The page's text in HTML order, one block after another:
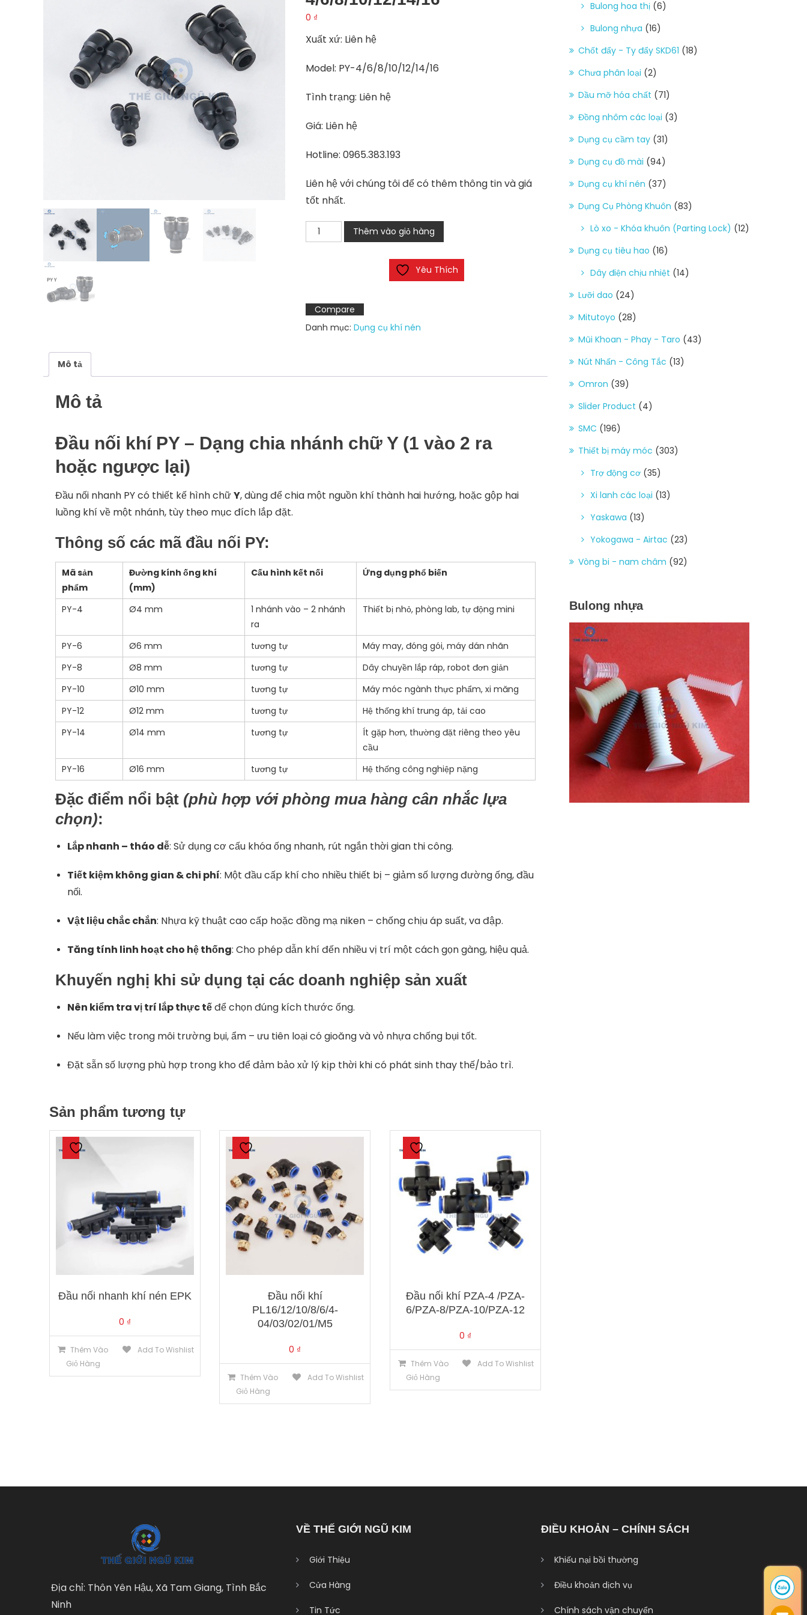
0 ₫
Xuất xứ: Liên hệ
Model: PY-4/6/8/10/12/14/16
Tình trạng: Liên hệ
Giá: Liên hệ
Hotline: 0965.383.193
Liên hệ với chúng tôi để có thêm thông tin và giá
tốt nhất.
Đầu
nối
số
lượng
Thêm vào giỏ hàng
Yêu Thích
Compare
Danh mục: Dụng cụ khí nén
Mô tả
Mô tả
Đầu nối khí PY – Dạng chia nhánh chữ Y (1 vào 2 ra
hoặc ngược lại)
Đầu nối nhanh PY có thiết kế hình chữY, dùng để chia một nguồn khí thành hai hướng, hoặc gộp hai
luồng khí về một nhánh, tùy theo mục đích lắp đặt.
Thông số các mã đầu nối PY:
Mã sản
phẩm
Đường kính ống khí
(mm)
Cấu hình kết nối Ứng dụng phổ biến
PY-4 Ø4 mm
1 nhánh vào – 2 nhánh
ra
Thiết bị nhỏ, phòng lab, tự động mini
PY-6 Ø6 mm tương tự
Máy may, đóng gói, máy dán nhãn
PY-8
Ø8 mm tương tự
Dây chuyền lắp ráp, robot đơn giản
PY-10
Ø10 mm tương tự
Máy móc ngành thực phẩm, xi măng
PY-12
Ø12 mm tương tự
Hệ thống khí trung áp, tải cao
PY-14
Ø14 mm tương tự
Ít gặp hơn, thường đặt riêng theo yêu
cầu
PY-16
Ø16 mm tương tự Hệ thống công nghiệp nặng
Đặc điểm nổi bật (phù hợp với phòng mua hàng cân nhắc lựa
chọn):
Lắp nhanh – tháo dễ: Sử dụng cơ cấu khóa ống nhanh, rút ngắn thời gian thi công.
Tiết kiệm không gian & chi phí: Một đầu cấp khí cho nhiều thiết bị – giảm số lượng đường ống, đầu
nối.
Vật liệu chắc chắn: Nhựa kỹ thuật cao cấp hoặc đồng mạ niken – chống chịu áp suất, va đập.
Tăng tính linh hoạt cho hệ thống: Cho phép dẫn khí đến nhiều vị trí một cách gọn gàng, hiệu quả.
Khuyến nghị khi sử dụng tại các doanh nghiệp sản xuất
Nên kiểm tra vị trí lắp thực tếđể chọn đúng kích thước ống.
Nếu làm việc trong môi trường bụi, ẩm – ưu tiên loại có gioăng và vỏ nhựa chống bụi tốt.
Đặt sẵn số lượng phù hợp trong kho để đảm bảo xử lý kịp thời khi có phát sinh thay thế/bảo trì.
Sản phẩm tương tự
Đầu nối nhanh khí nén EPK
0 ₫
Thêm Vào
Giỏ Hàng
Add To Wishlist
Đầu nối khí
PL16/12/10/8/6/4-
04/03/02/01/M5
0 ₫
Thêm Vào
Giỏ Hàng
Add To Wishlist
Đầu nối khí PZA-4 /PZA-
6/PZA-8/PZA-10/PZA-12
0 ₫
Thêm Vào
Giỏ Hàng
Add To Wishlist
Bulong hoa thị (6)
Bulong nhựa (16)
Chốt đẩy - Ty đẩy SKD61 (18)
Chưa phân loại (2)
Dầu mỡ hóa chất (71)
Đồng nhôm các loại (3)
Dụng cụ cầm tay (31)
Dụng cụ đồ mài (94)
Dụng cụ khí nén (37)
Dụng Cụ Phòng Khuôn (83)
Lò xo - Khóa khuôn (Parting Lock) (12)
Dụng cụ tiêu hao (16)
Dây điện chịu nhiệt (14)
Lưỡi dao (24)
Mitutoyo (28)
Mũi Khoan - Phay - Taro (43)
Nút Nhấn - Công Tắc (13)
Omron (39)
Slider Product (4)
SMC (196)
Thiết bị máy móc (303)
Trợ động cơ (35)
Xi lanh các loại (13)
Yaskawa (13)
Yokogawa - Airtac (23)
Vòng bi - nam châm (92)
Bulong nhựa
Địa chỉ: Thôn Yên Hậu, Xã Tam Giang, Tình Bắc
Ninh
VỀ THẾ GIỚI NGŨ KIM
Giới Thiệu
Cửa Hàng
Tin Tức
ĐIỀU KHOẢN – CHÍNH SÁCH
Khiếu nại bồi thường
Điều khoản dịch vụ
Chính sách vận chuyển